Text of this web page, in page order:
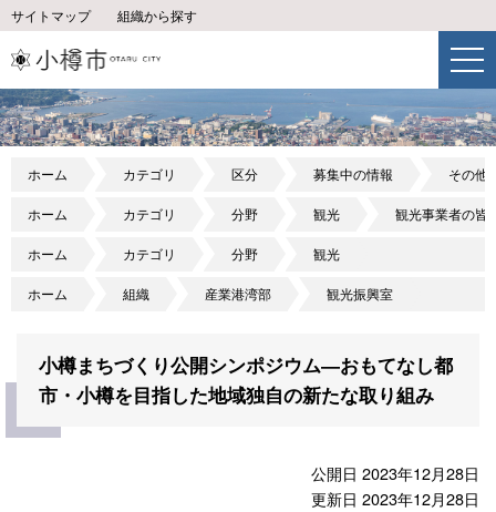
サイトマップ 組織から探す
ホーム カテゴリ 区分 募集中の情報 その他
ホーム カテゴリ 分野 観光 観光事業者の皆
ホーム カテゴリ 分野 観光
ホーム 組織 産業港湾部 観光振興室
小樽まちづくり公開シンポジウム―おもてなし都
市・小樽を目指した地域独自の新たな取り組み
公開日 2023年12月28日
更新日 2023年12月28日